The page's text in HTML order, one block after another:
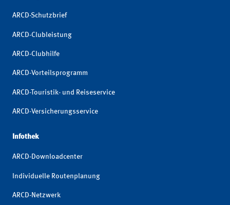
ARCD-Schutzbrief
ARCD-Clubleistung
ARCD-Clubhilfe
ARCD-Vorteilsprogramm
ARCD-Touristik- und Reiseservice
ARCD-Versicherungsservice
Infothek
ARCD-Downloadcenter
Individuelle Routenplanung
ARCD-Netzwerk